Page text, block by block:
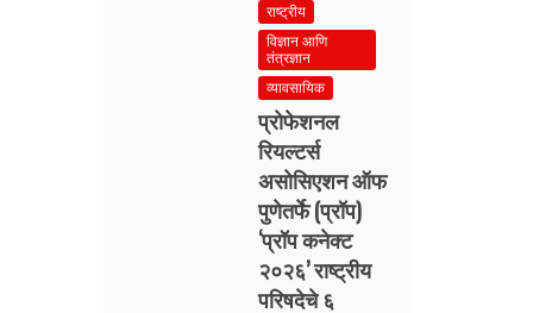
राष्ट्रीय
विज्ञान आणि
तंत्रज्ञान
व्यावसायिक
प्रोफेशनल
रियल्टर्स
असोसिएशन ऑफ
पुणेतर्फे (प्रॉप)
‘प्रॉप कनेक्ट
२०२६’ राष्ट्रीय
परिषदेचे ६